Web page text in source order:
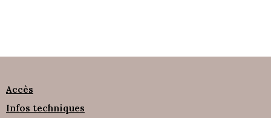
Accès
Infos techniques